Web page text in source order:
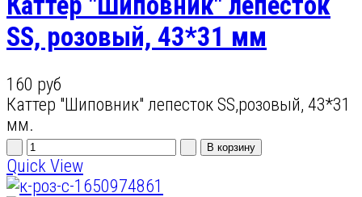
SS, розовый, 43*31 мм
160 руб
Каттер "Шиповник" лепесток SS,розовый, 43*31
мм.
Quick View